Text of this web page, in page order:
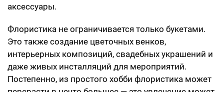
аксессуары.
Флористика не ограничивается только букетами.
Это также создание цветочных венков,
интерьерных композиций, свадебных украшений и
даже живых инсталляций для мероприятий.
Постепенно, из простого хобби флористика может